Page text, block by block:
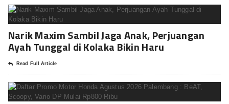
Narik Maxim Sambil Jaga Anak, Perjuangan
Ayah Tunggal di Kolaka Bikin Haru
Read Full Article